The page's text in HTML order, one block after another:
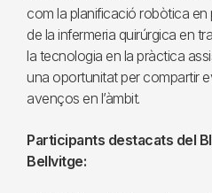
com la planificació robòtica en
de la infermeria quirúrgica en
la tecnologia en la pràctica
una oportunitat per compartir
avenços en l’àmbit.
Participants destacats del
Bellvitge: